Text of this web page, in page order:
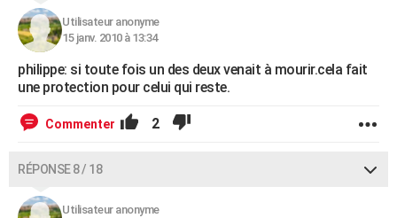
Utilisateur anonyme
15 janv. 2010 à 13:34
philippe: si toute fois un des deux venait à mourir.cela fait
une protection pour celui qui reste.
Commenter 2
RÉPONSE 8 / 18
Utilisateur anonyme